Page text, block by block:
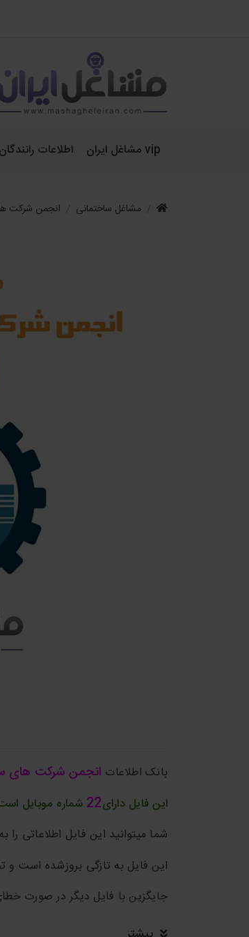
vip مشاغل ایران اطلاعات
مشاغل ساختمانی انجمن شرکت
بانک اطلاعات انجمن شرکت های
این فایل دارای22 شماره موبایل
شما میتوانید این فایل اطلاعاتی را
این فایل به تازگی بروزشده است
جایگزین با فایل دیگر در صورت خطای